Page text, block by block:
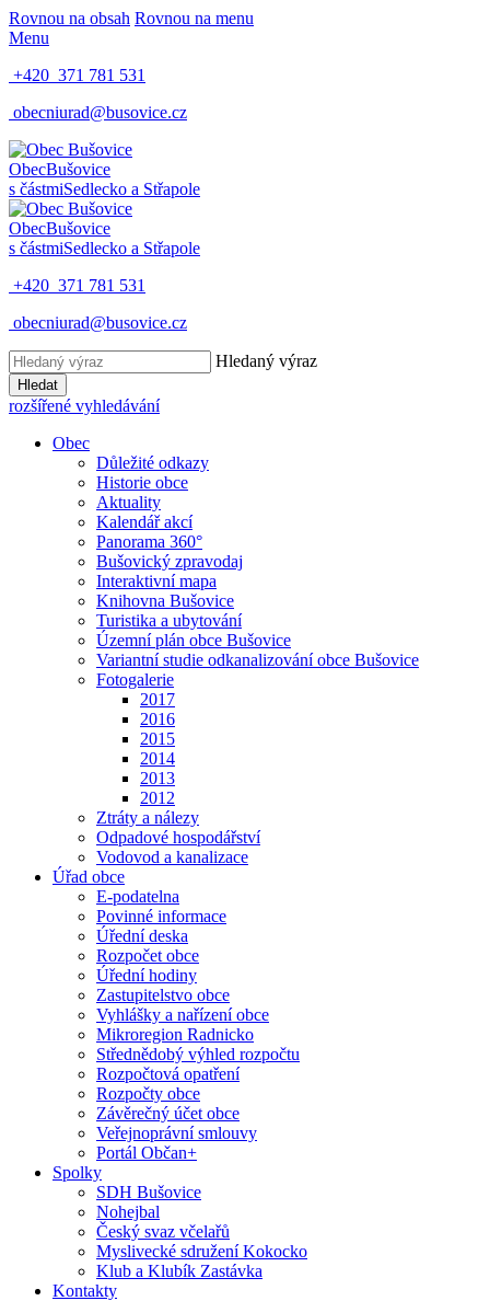
Rovnou na obsah Rovnou na menu
Menu
+420 371 781 531
obecniurad@busovice.cz
ObecBušovice
s částmiSedlecko a Střapole
ObecBušovice
s částmiSedlecko a Střapole
+420 371 781 531
obecniurad@busovice.cz
Hledaný výraz
Hledat
rozšířené vyhledávání
Obec
Důležité odkazy
Historie obce
Aktuality
Kalendář akcí
Panorama 360°
Bušovický zpravodaj
Interaktivní mapa
Knihovna Bušovice
Turistika a ubytování
Územní plán obce Bušovice
Variantní studie odkanalizování obce Bušovice
Fotogalerie
2017
2016
2015
2014
2013
2012
Ztráty a nálezy
Odpadové hospodářství
Vodovod a kanalizace
Úřad obce
E-podatelna
Povinné informace
Úřední deska
Rozpočet obce
Úřední hodiny
Zastupitelstvo obce
Vyhlášky a nařízení obce
Mikroregion Radnicko
Střednědobý výhled rozpočtu
Rozpočtová opatření
Rozpočty obce
Závěrečný účet obce
Veřejnoprávní smlouvy
Portál Občan+
Spolky
SDH Bušovice
Nohejbal
Český svaz včelařů
Myslivecké sdružení Kokocko
Klub a Klubík Zastávka
Kontakty